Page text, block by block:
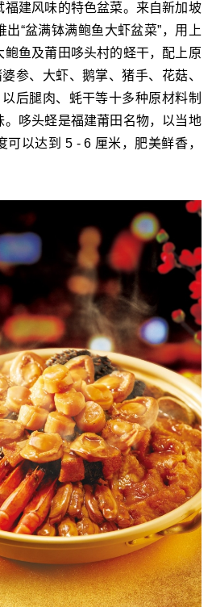
建风味的特色盆菜。来自新加坡
“盆满钵满鲍鱼大虾盆菜”，用上
鱼及莆田哆头村的蛏干，配上原
参、大虾、鹅掌、猪手、花菇、
后腿肉、蚝干等十多种原材料制
。哆头蛏是福建莆田名物，以当地
以达到 5 - 6 厘米，肥美鲜香，